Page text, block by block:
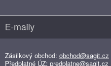
E-maily
Zásilkový obchod: obchod@sagit.cz
Předplatné ÚZ: predplatne@sagit.cz